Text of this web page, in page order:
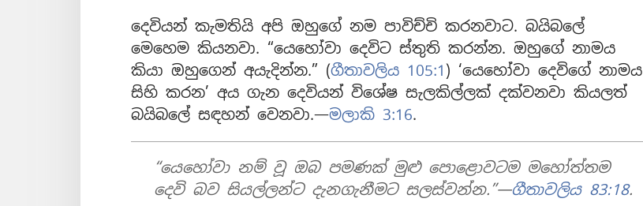
දෙවියන් කැමතියි අපි ඔහුගේ නම පාවිච්චි කරනවාට. බයිබලේ
මෙහෙම කියනවා. “යෙහෝවා දෙවිට ස්තුති කරන්න. ඔහුගේ නාමය
කියා ඔහුගෙන් අයැදින්න.” (ගීතාවලිය 105:1) ‘යෙහෝවා දෙවිගේ නාමය
සිහි කරන’ අය ගැන දෙවියන් විශේෂ සැලකිල්ලක් දක්වනවා කියලත්
බයිබලේ සඳහන් වෙනවා.—මලාකි 3:16.
“යෙහෝවා නම් වූ ඔබ පමණක් මුළු පොළොවටම මහෝත්තම
දෙවි බව සියල්ලන්ට දැනගැනීමට සලස්වන්න.”—ගීතාවලිය 83:18.